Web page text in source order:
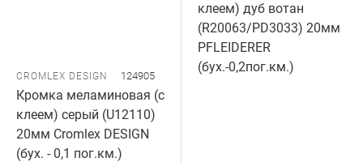
CROMLEX DESIGN 124905
Кромка меламиновая (с
клеем) серый (U12110)
20мм Cromlex DESIGN
(бух. - 0,1 пог.км.)
клеем) дуб вотан
(R20063/PD3033) 20мм
PFLEIDERER
(бух.-0,2пог.км.)